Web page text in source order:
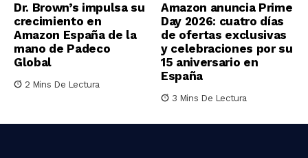
Dr. Brown’s impulsa su
crecimiento en
Amazon España de la
mano de Padeco
Global
2 Mins De Lectura
Amazon anuncia Prime
Day 2026: cuatro días
de ofertas exclusivas
y celebraciones por su
15 aniversario en
España
3 Mins De Lectura